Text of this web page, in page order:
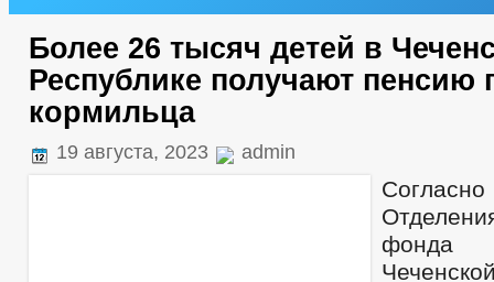
Более 26 тысяч детей в
Республике получают пенсию
кормильца
19 августа, 2023 admin